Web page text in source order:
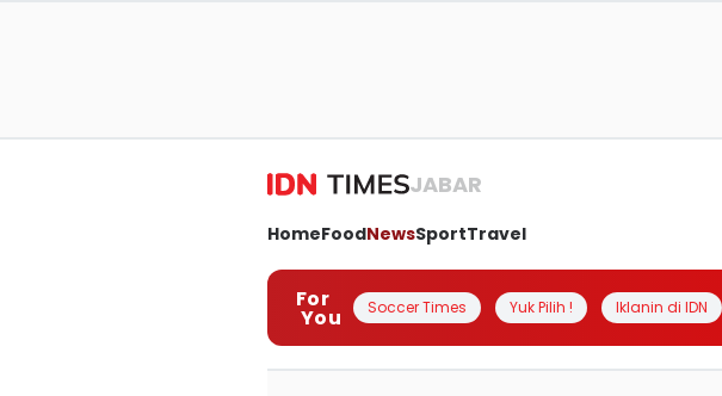
JABAR
HomeFoodNewsSportTravel
For
You Soccer Times Yuk Pilih ! Iklanin di IDN